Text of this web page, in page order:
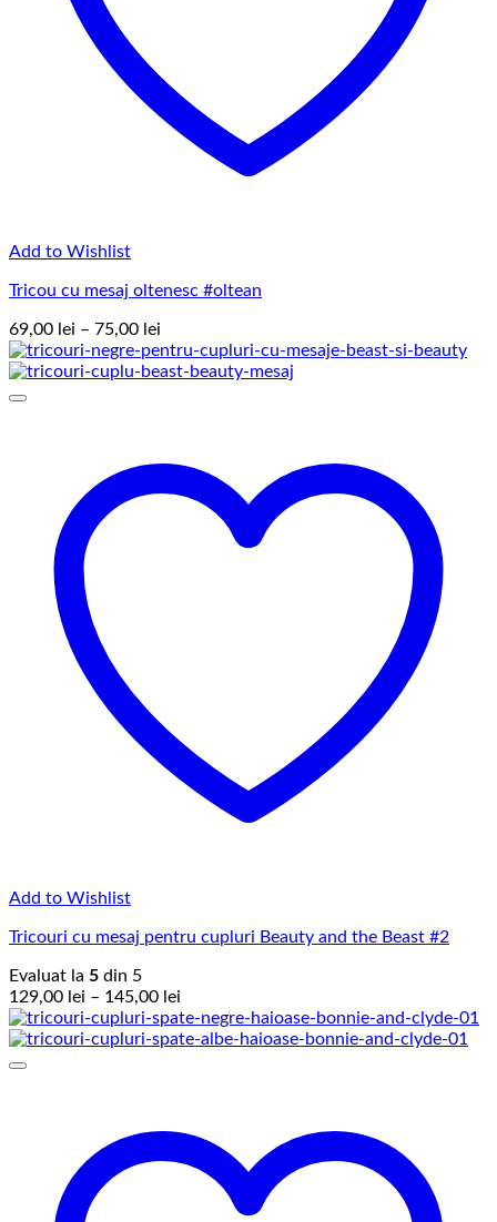
Add to Wishlist
Tricou cu mesaj oltenesc #oltean
69,00 lei – 75,00 lei
de
prețuri:
Add to Wishlist
Tricouri cu mesaj pentru cupluri Beauty and the Beast #2
Evaluat la 5 din 5
129,00 lei – 145,00 lei
de
prețuri: